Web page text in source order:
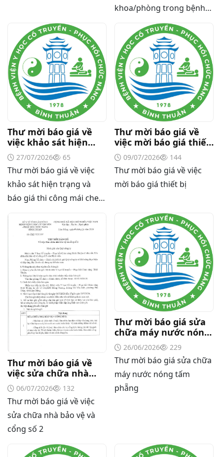
khoa/phòng trong bệnh
Thư mời báo giá về
việc khảo sát hiện
trạng và báo giá thi
công mái che từ Khoa
Dược đến Bếp ăn từ
thiện của Bệnh viện
27/07/2026 65
Thư mời báo giá về việc
khảo sát hiện trạng và
báo giá thi công mái che
từ thiện của Bệnh viện
Thư mời báo giá về
việc mời báo giá thiết
bị 09/07/2026 144
Thư mời báo giá về việc
mời báo giá thiết bị
Thư mời báo giá về
việc sửa chữa nhà
bảo vệ và cổng số 2
06/07/2026 132
Thư mời báo giá về việc
sửa chữa nhà bảo vệ và
cổng số 2
Thư mời báo giá sửa
chữa máy nước nóng
tấm phẵng
26/06/2026 229
Thư mời báo giá sửa chữa
máy nước nóng tấm
phẵng